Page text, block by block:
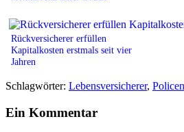
Rückversicherer erfüllen
Kapitalkosten erstmals seit vier
Jahren
Schlagwörter: Lebensversicherer,
Ein Kommentar